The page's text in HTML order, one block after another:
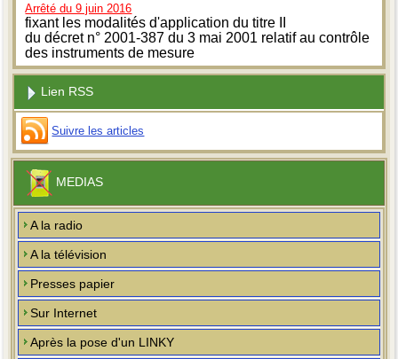
Arrêté du 9 juin 2016
fixant les modalités d'application du titre II
du décret n° 2001-387 du 3 mai 2001 relatif au contrôle
des instruments de mesure
Lien RSS
Suivre les articles
MEDIAS
A la radio
A la télévision
Presses papier
Sur Internet
Après la pose d'un LINKY